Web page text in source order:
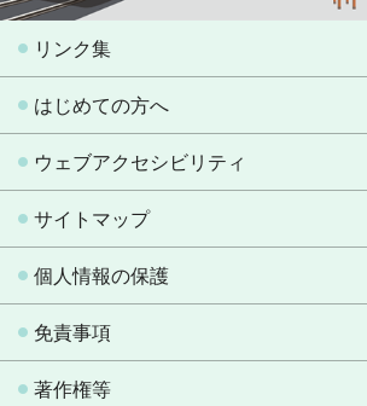
リンク集
はじめての方へ
ウェブアクセシビリティ
サイトマップ
個人情報の保護
免責事項
著作権等